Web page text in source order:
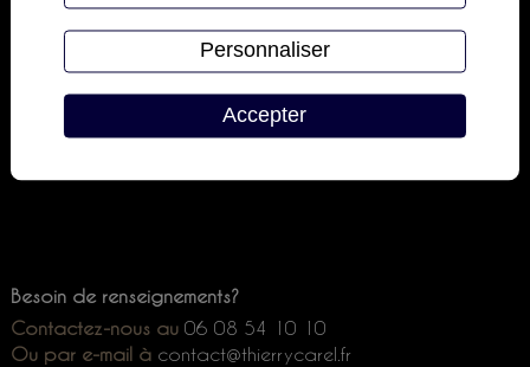
Besoin de renseignements?
Contactez-nous au06 08 54 10 10
Ou par e-mail à contact@thierrycarel.fr
Accepter
Personnaliser